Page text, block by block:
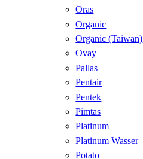
Oras
Organic
Organic (Taiwan)
Ovay
Pallas
Pentair
Pentek
Pimtas
Platinum
Platinum Wasser
Potato